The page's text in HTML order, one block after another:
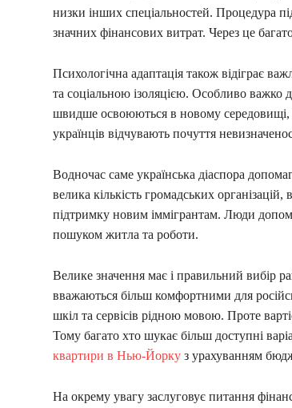
низки інших спеціальностей. Процедура
значних фінансових витрат. Через це
Психологічна адаптація також відіграє
та соціальною ізоляцією. Особливо важко
швидше освоюються в новому середовищі,
українців відчувають почуття
Водночас саме українська діаспора
велика кількість громадських
підтримку новим іммігрантам. Люди
пошуком житла та роботи.
Велике значення має і правильний вибір
вважаються більш комфортними для
шкіл та сервісів рідною мовою. Проте
Тому багато хто шукає більш доступні
квартири в Нью-Йорку з урахуванням
На окрему увагу заслуговує питання